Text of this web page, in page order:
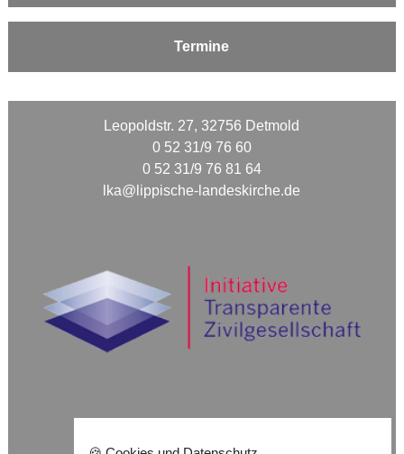
Termine
Leopoldstr. 27, 32756 Detmold
0 52 31/9 76 60
0 52 31/9 76 81 64
lka@lippische-landeskirche.de